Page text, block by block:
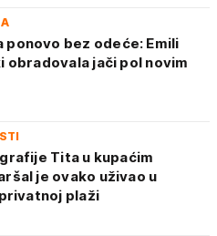
ponovo bez odeće: Emili
obradovala jači pol novim
Tita u kupaćim
je ovako uživao u
plaži